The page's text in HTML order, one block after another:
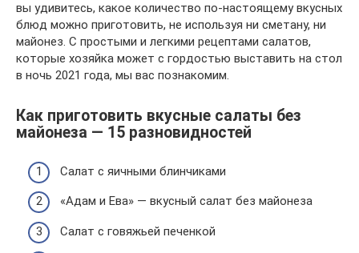
вы удивитесь, какое количество по-настоящему вкусных
блюд можно приготовить, не используя ни сметану, ни
майонез. С простыми и легкими рецептами салатов,
которые хозяйка может с гордостью выставить на стол
в ночь 2021 года, мы вас познакомим.
Как приготовить вкусные салаты без
майонеза — 15 разновидностей
Салат с яичными блинчиками
«Адам и Ева» — вкусный салат без майонеза
Салат с говяжьей печенкой